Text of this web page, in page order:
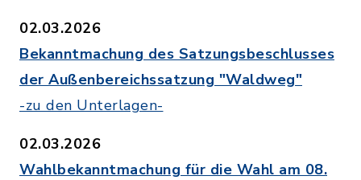
02.03.2026
Bekanntmachung des Satzungsbeschlusses
der Außenbereichssatzung "Waldweg"
-zu den Unterlagen-
02.03.2026
Wahlbekanntmachung für die Wahl am 08.